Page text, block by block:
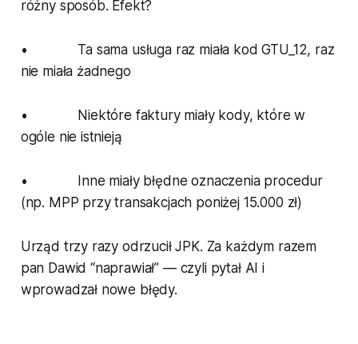
różny sposób. Efekt?
• Ta sama usługa raz miała kod GTU_12, raz
nie miała żadnego
• Niektóre faktury miały kody, które w
ogóle nie istnieją
• Inne miały błędne oznaczenia procedur
(np. MPP przy transakcjach poniżej 15.000 zł)
Urząd trzy razy odrzucił JPK. Za każdym razem
pan Dawid “naprawiał” — czyli pytał AI i
wprowadzał nowe błędy.